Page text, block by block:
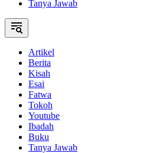
Tanya Jawab
Artikel
Berita
Kisah
Esai
Fatwa
Tokoh
Youtube
Ibadah
Buku
Tanya Jawab